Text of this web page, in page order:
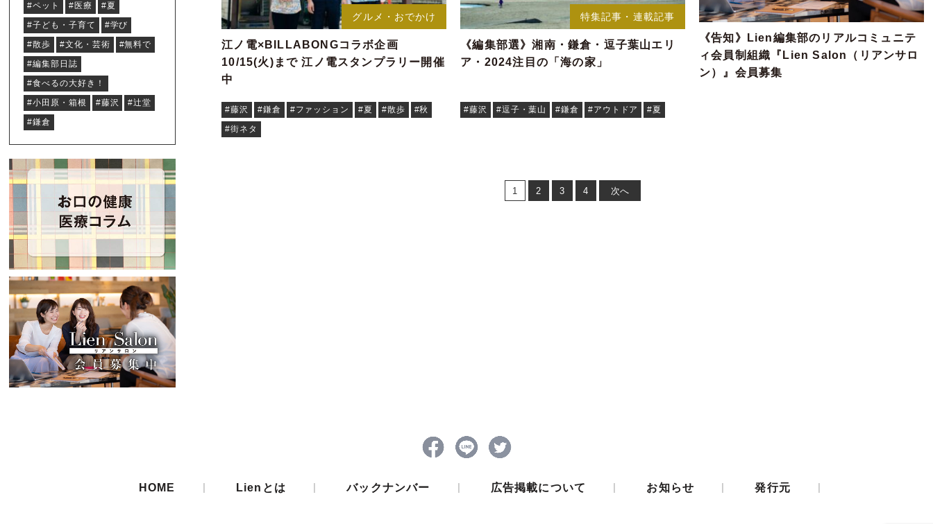
#ペット
#医療
#夏
#子ども・子育て
#学び
#散歩
#文化・芸術
#無料で
#編集部日誌
#食べるの大好き！
#小田原・箱根
#藤沢
#辻堂
#鎌倉
グルメ・おでかけ
江ノ電×BILLABONGコラボ企画
10/15(火)まで 江ノ電スタンプラリー開催
中
#藤沢 #鎌倉 #ファッション #夏 #散歩
#秋
#街ネタ
特集記事・連載記事
《編集部選》湘南・鎌倉・逗子葉山エリ
ア・2024注目の「海の家」
#藤沢 #逗子・葉山 #鎌倉 #アウトドア #夏
《告知》Lien編集部のリアルコミュニテ
ィ会員制組織『Lien Salon（リアンサロ
ン）』会員募集
1 2 3 4 次へ
HOME | Lienとは | バックナンバー | 広告掲載について | お知らせ | 発行元 |